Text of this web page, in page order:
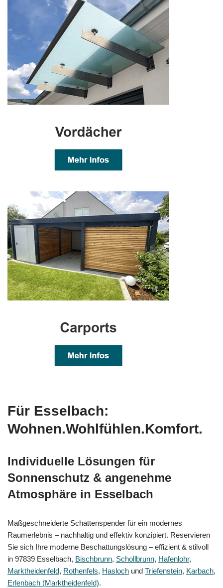
Für Esselbach:
Wohnen.Wohlfühlen.Komfort.
Individuelle Lösungen für
Sonnenschutz & angenehme
Atmosphäre in Esselbach
Maßgeschneiderte Schattenspender für ein modernes
Raumerlebnis – nachhaltig und effektiv konzipiert. Reservieren
Sie sich Ihre moderne Beschattungslösung – effizient & stilvoll
in 97839 Esselbach, Bischbrunn, Schollbrunn, Hafenlohr,
Marktheidenfeld, Rothenfels, Hasloch und Triefenstein, Karbach,
Erlenbach (Marktheidenfeld).